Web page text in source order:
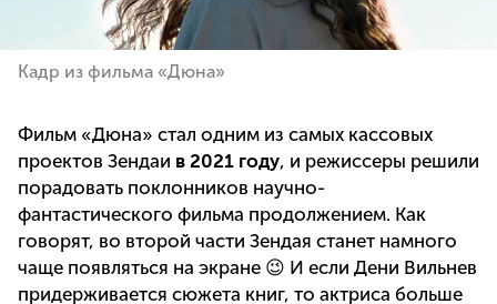
Кадр из фильма «Дюна»
Фильм «Дюна» стал одним из самых кассовых
проектов Зендаи в 2021 году, и режиссеры решили
порадовать поклонников научно-
фантастического фильма продолжением. Как
говорят, во второй части Зендая станет намного
чаще появляться на экране 😉 И если Дени Вильнев
придерживается сюжета книг, то актриса больше